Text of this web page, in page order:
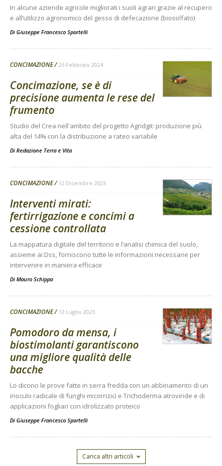
In alcune aziende agricole migliorati i suoli agrari grazie al recupero
e all’utilizzo agronomico del gesso di defecazione (biosolfato)
Di Giuseppe Francesco Sportelli
CONCIMAZIONE 26 Febbraio 2024
Concimazione, se è di
precisione aumenta le rese del
frumento
Studio del Crea nell'ambito del progetto Agridgit: produzione più
alta del 14% con la distribuzione a rateo variabile
Di Redazione Terra e Vita
CONCIMAZIONE 12 Dicembre 2023
Interventi mirati:
fertirrigazione e concimi a
cessione controllata
La mappatura digitale del territorio e l’analisi chimica del suolo,
assieme ai Dss, forniscono tutte le informazioni necessarie per
intervenire in maniera efficace
Di Mauro Schippa -
CONCIMAZIONE 12 Luglio 2023
Pomodoro da mensa, i
biostimolanti garantiscono
una migliore qualità delle
bacche
Lo dicono le prove fatte in serra fredda con un abbinamento di un
inoculo radicale di funghi micorrizici e Trichoderma atroviride e di
applicazioni fogliari con idrolizzato proteico
Di Giuseppe Francesco Sportelli
Carica altri articoli